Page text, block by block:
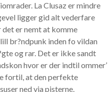
La Clusaz er mindre
ligger gid alt vederfare
er nemt at komme
br?ndpunk inden fo vildan
og rar. Det er ikke sandt
hvor er der indtil ommer’
fortil, at den perfekte
ned via pisterne.